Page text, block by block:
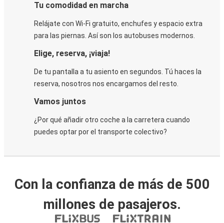
Tu comodidad en marcha
Relájate con Wi-Fi gratuito, enchufes y espacio extra
para las piernas. Así son los autobuses modernos.
Elige, reserva, ¡viaja!
De tu pantalla a tu asiento en segundos. Tú haces la
reserva, nosotros nos encargamos del resto.
Vamos juntos
¿Por qué añadir otro coche a la carretera cuando
puedes optar por el transporte colectivo?
Con la confianza de más de 500
millones de pasajeros.